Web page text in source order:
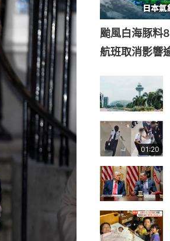
颱風白海豚
航班取消影響
01:20